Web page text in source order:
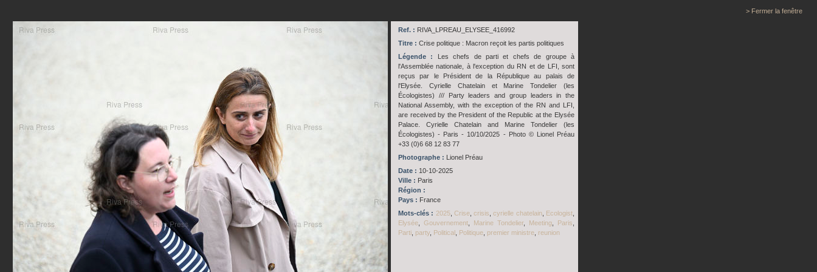
> Fermer la fenêtre
Ref. : RIVA_LPREAU_ELYSEE_416992
Titre : Crise politique : Macron reçoit les partis politiques
Légende :
Les chefs de parti et chefs de groupe à
l'Assemblée nationale, à l'exception du RN et de LFI, sont
reçus par le Président de la République au palais de
l'Elysée. Cyrielle Chatelain et Marine Tondelier (les
Écologistes) /// Party leaders and group leaders in the
National Assembly, with the exception of the RN and LFI,
are received by the President of the Republic at the Elysée
Palace. Cyrielle Chatelain and Marine Tondelier (les
Écologistes) - Paris - 10/10/2025 - Photo © Lionel Préau
+33 (0)6 68 12 83 77
Photographe : Lionel Préau
Date : 10-10-2025
Ville : Paris
Région :
Pays : France
Mots-clés : 2025, Crise,crisis ,cyrielle chatelain, Ecologist
Elysée
Gouvernement Marine Tondelier, Meeting Paris
Parti party Political Politique premier ministre reunion